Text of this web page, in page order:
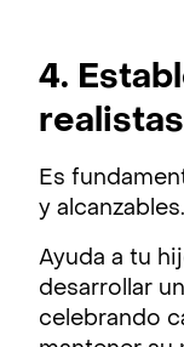
4.
realistas
Es
y alcanzables.
Ayuda a tu
desarrollar
celebrando